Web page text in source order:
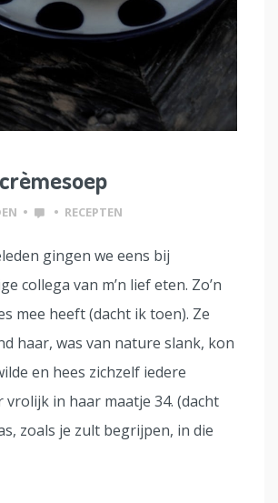
• • RECEPTEN
gingen we eens bij
collega van m’n lief eten. Zo’n
mee heeft (dacht ik toen). Ze
haar, was van nature slank, kon
en hees zichzelf iedere
vrolijk in haar maatje 34. (dacht
zoals je zult begrijpen, in die